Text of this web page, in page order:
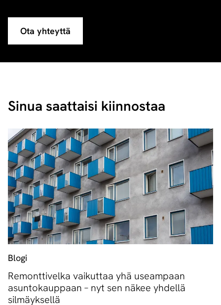
Ota yhteyttä
Sinua saattaisi kiinnostaa
Blogi
Remonttivelka vaikuttaa yhä useampaan
asuntokauppaan – nyt sen näkee yhdellä
silmäyksellä